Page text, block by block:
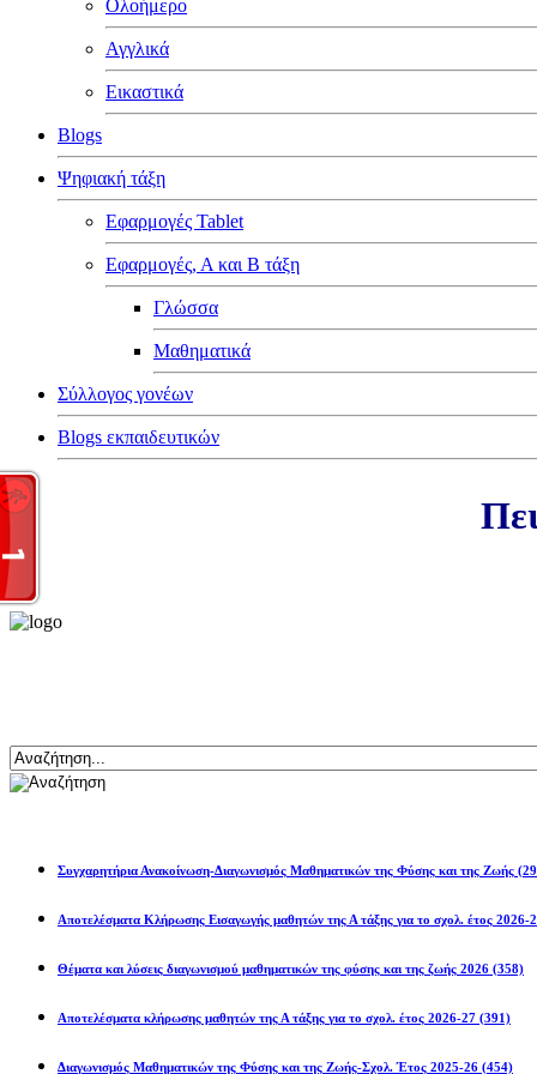
Ολοήμερο
Αγγλικά
Εικαστικά
Blogs
Ψηφιακή τάξη
Εφαρμογές Tablet
Εφαρμογές, Α και Β τάξη
Γλώσσα
Μαθηματικά
Σύλλογος γονέων
Blogs εκπαιδευτικών
Συγχαρητήρια Ανακοίνωση-Διαγωνισμός Μαθηματικών της Φύσης και της Ζωής
Αποτελέσματα Κλήρωσης Εισαγωγής μαθητών της Α τάξης για το σχολ.
Θέματα και λύσεις διαγωνισμού μαθηματικών της φύσης και της ζωής 2026 (358)
Αποτελέσματα κλήρωσης μαθητών της Α τάξης για το σχολ. έτος 2026-27 (391)
Διαγωνισμός Μαθηματικών της Φύσης και της Ζωής-Σχολ. Έτος 2025-26 (454)